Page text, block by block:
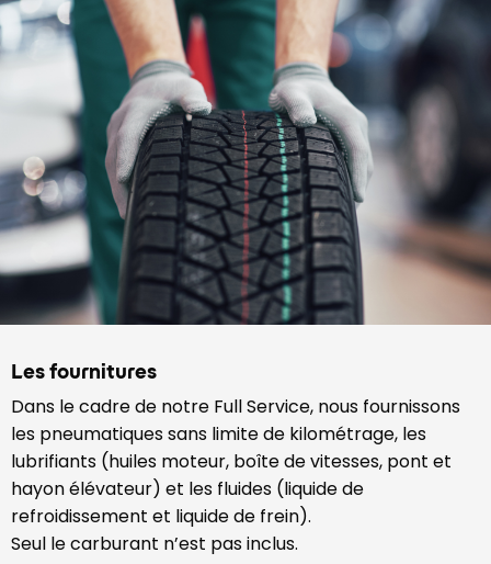
Les fournitures
Dans le cadre de notre Full Service, nous fournissons
les pneumatiques sans limite de kilométrage, les
lubrifiants (huiles moteur, boîte de vitesses, pont et
hayon élévateur) et les fluides (liquide de
refroidissement et liquide de frein).
Seul le carburant n’est pas inclus.